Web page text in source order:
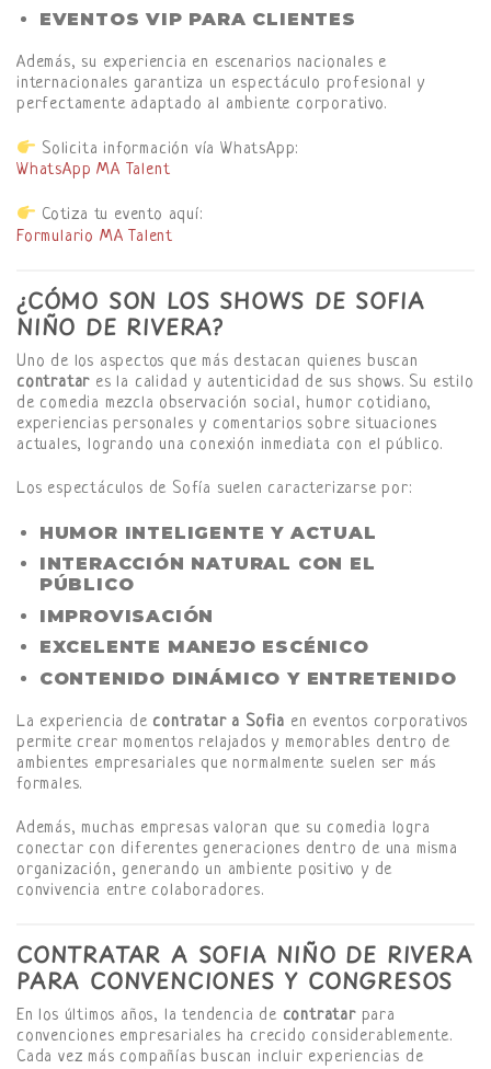
EVENTOS VIP PARA CLIENTES
Además, su experiencia en escenarios nacionales e
internacionales garantiza un espectáculo profesional y
perfectamente adaptado al ambiente corporativo.
Solicita información vía WhatsApp:
WhatsApp MA Talent
Cotiza tu evento aquí:
Formulario MA Talent
¿CÓMO SON LOS SHOWS DE SOFIA
NIÑO DE RIVERA?
Uno de los aspectos que más destacan quienes buscan
contratar es la calidad y autenticidad de sus shows. Su estilo
de comedia mezcla observación social, humor cotidiano,
experiencias personales y comentarios sobre situaciones
actuales, logrando una conexión inmediata con el público.
Los espectáculos de Sofía suelen caracterizarse por:
HUMOR INTELIGENTE Y ACTUAL
INTERACCIÓN NATURAL CON EL
PÚBLICO
IMPROVISACIÓN
EXCELENTE MANEJO ESCÉNICO
CONTENIDO DINÁMICO Y ENTRETENIDO
La experiencia de contratar a Sofia en eventos corporativos
permite crear momentos relajados y memorables dentro de
ambientes empresariales que normalmente suelen ser más
formales.
Además, muchas empresas valoran que su comedia logra
conectar con diferentes generaciones dentro de una misma
organización, generando un ambiente positivo y de
convivencia entre colaboradores.
CONTRATAR A SOFIA NIÑO DE RIVERA
PARA CONVENCIONES Y CONGRESOS
En los últimos años, la tendencia de contratarpara
convenciones empresariales ha crecido considerablemente.
Cada vez más compañías buscan incluir experiencias de